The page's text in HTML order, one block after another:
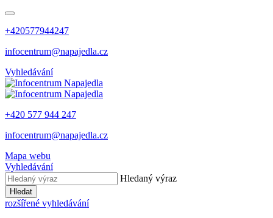
+420577944247
infocentrum@napajedla.cz
Vyhledávání
+420 577 944 247
infocentrum@napajedla.cz
Mapa webu
Vyhledávání
Hledaný výraz
Hledat
rozšířené vyhledávání